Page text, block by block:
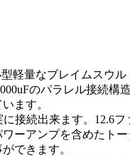
軽量なブレイムスウ
のパラレル接続構
ます。
接続出来ます。12.6フ
ーアンプを含めたトー
できます。